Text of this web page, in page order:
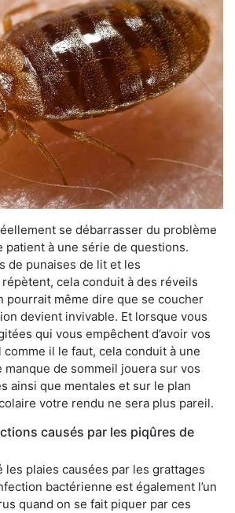
se débarrasser du problème
patient à une série de questions.
de punaises de lit et les
cela conduit à des réveils
pourrait même dire que se coucher
devient invivable. Et lorsque vous
qui vous empêchent d’avoir vos
il le faut, cela conduit à une
manque de sommeil jouera sur vos
ainsi que mentales et sur le plan
votre rendu ne sera plus pareil.
causés par les piqûres de
les plaies causées par les grattages
bactérienne est également l’un
quand on se fait piquer par ces